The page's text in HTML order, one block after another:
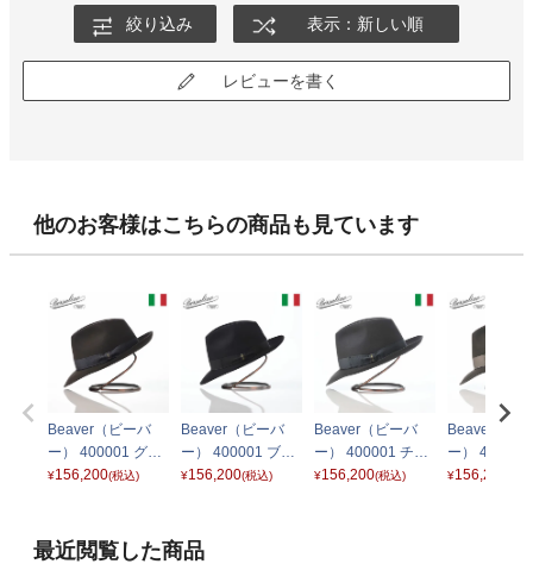
絞り込み 表示：新しい順
レビューを書く
他のお客様はこちらの商品も見ています
Beaver（ビーバ
ー） 400001 グレ
ー
¥156,200(税込)
Beaver（ビーバ
ー） 400001 ブラ
ック
¥156,200(税込)
Beaver（ビーバ
ー） 400001 チャ
コールグレー
¥156,200(税込)
Beaver（ビ
ー） 400001
ーチェ
¥156,200
最近閲覧した商品